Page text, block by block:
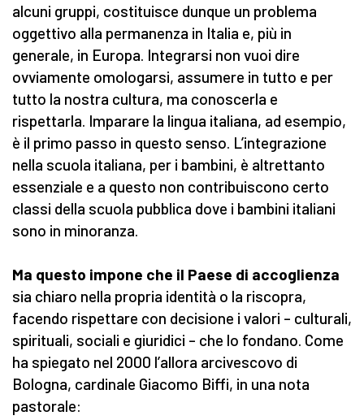
alcuni gruppi, costituisce dunque un problema
oggettivo alla permanenza in Italia e, più in
generale, in Europa. Integrarsi non vuoi dire
ovviamente omologarsi, assumere in tutto e per
tutto la nostra cultura, ma conoscerla e
rispettarla. Imparare la lingua italiana, ad esempio,
è il primo passo in questo senso. L’integrazione
nella scuola italiana, per i bambini, è altrettanto
essenziale e a questo non contribuiscono certo
classi della scuola pubblica dove i bambini italiani
sono in minoranza.
Ma questo impone che il Paese di accoglienza
sia chiaro nella propria identità o la riscopra,
facendo rispettare con decisione i valori – culturali,
spirituali, sociali e giuridici – che lo fondano. Come
ha spiegato nel 2000 l’allora arcivescovo di
Bologna, cardinale Giacomo Biffi, in una nota
pastorale: